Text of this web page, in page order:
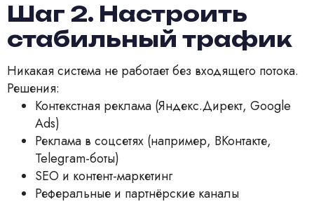
Шаг 2. Настроить
стабильный трафик
Никакая система не работает без входящего потока.
Решения:
Контекстная реклама (Яндекс.Директ, Google
Ads)
Реклама в соцсетях (например, ВКонтакте,
Telegram-боты)
SEO и контент-маркетинг
Реферальные и партнёрские каналы